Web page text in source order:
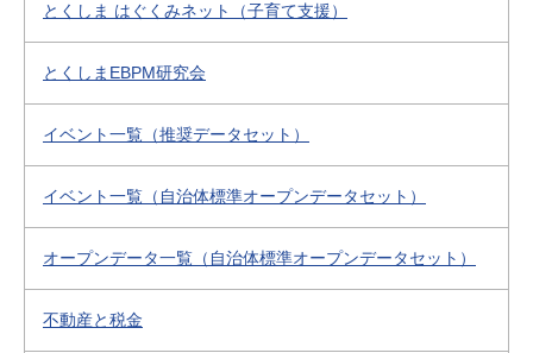
とくしま はぐくみネット（子育て支援）
とくしまEBPM研究会
イベント一覧（推奨データセット）
イベント一覧（自治体標準オープンデータセット）
オープンデータ一覧（自治体標準オープンデータセット）
不動産と税金